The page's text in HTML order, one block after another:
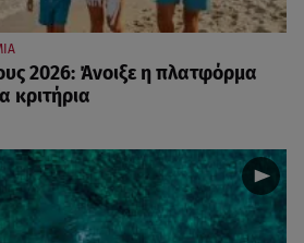
2026: Άνοιξε η πλατφόρμα
κριτήρια